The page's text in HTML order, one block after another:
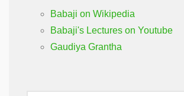
Babaji on Wikipedia
Babaji's Lectures on Youtube
Gaudiya Grantha